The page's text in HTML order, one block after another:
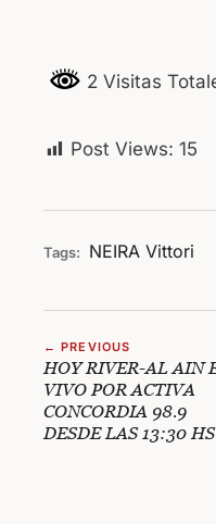
2 Visitas
Post Views: 15
Tags: NEIRA Vittori
← PREVIOUS
HOY RIVER-AL AIN
VIVO POR ACTIVA
CONCORDIA 98.9
DESDE LAS 13:30 HS